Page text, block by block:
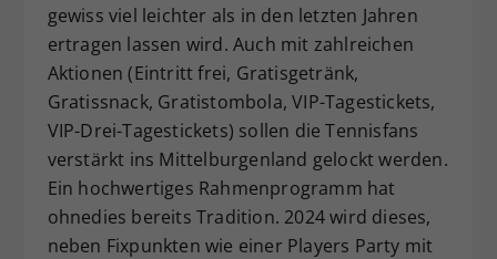
gewiss viel leichter als in den letzten Jahren
ertragen lassen wird. Auch mit zahlreichen
Aktionen (Eintritt frei, Gratisgetränk,
Gratissnack, Gratistombola, VIP-Tagestickets,
VIP-Drei-Tagestickets) sollen die Tennisfans
verstärkt ins Mittelburgenland gelockt werden.
Ein hochwertiges Rahmenprogramm hat
ohnedies bereits Tradition. 2024 wird dieses,
neben Fixpunkten wie einer Players Party mit